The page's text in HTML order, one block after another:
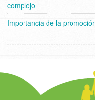
complejo
Importancia de la